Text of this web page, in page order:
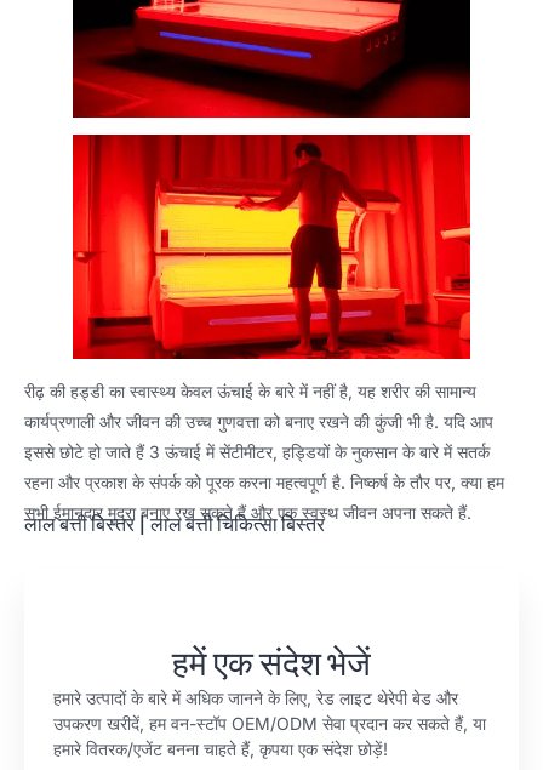
रीढ़ की हड्डी का स्वास्थ्य केवल ऊंचाई के बारे में नहीं है, यह शरीर की सामान्य
कार्यप्रणाली और जीवन की उच्च गुणवत्ता को बनाए रखने की कुंजी भी है. यदि आप
इससे छोटे हो जाते हैं 3 ऊंचाई में सेंटीमीटर, हड्डियों के नुकसान के बारे में सतर्क
रहना और प्रकाश के संपर्क को पूरक करना महत्वपूर्ण है. निष्कर्ष के तौर पर, क्या हम
सभी ईमानदार मुद्रा बनाए रख सकते हैं और एक स्वस्थ जीवन अपना सकते हैं.
लाल बत्ती बिस्तर |लाल बत्ती चिकित्सा बिस्तर
हमें एक संदेश भेजें
हमारे उत्पादों के बारे में अधिक जानने के लिए, रेड लाइट थेरेपी बेड और
उपकरण खरीदें, हम वन-स्टॉप OEM/ODM सेवा प्रदान कर सकते हैं, या
हमारे वितरक/एजेंट बनना चाहते हैं, कृपया एक संदेश छोड़ें!